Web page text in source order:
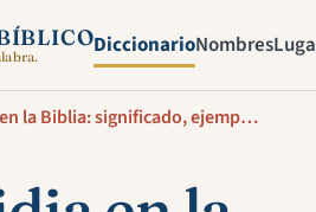
DiccionarioNombres
Envidia en la Biblia: significado, ejemplos y solución